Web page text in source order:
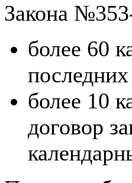
Закона
более 60
более 10
договор